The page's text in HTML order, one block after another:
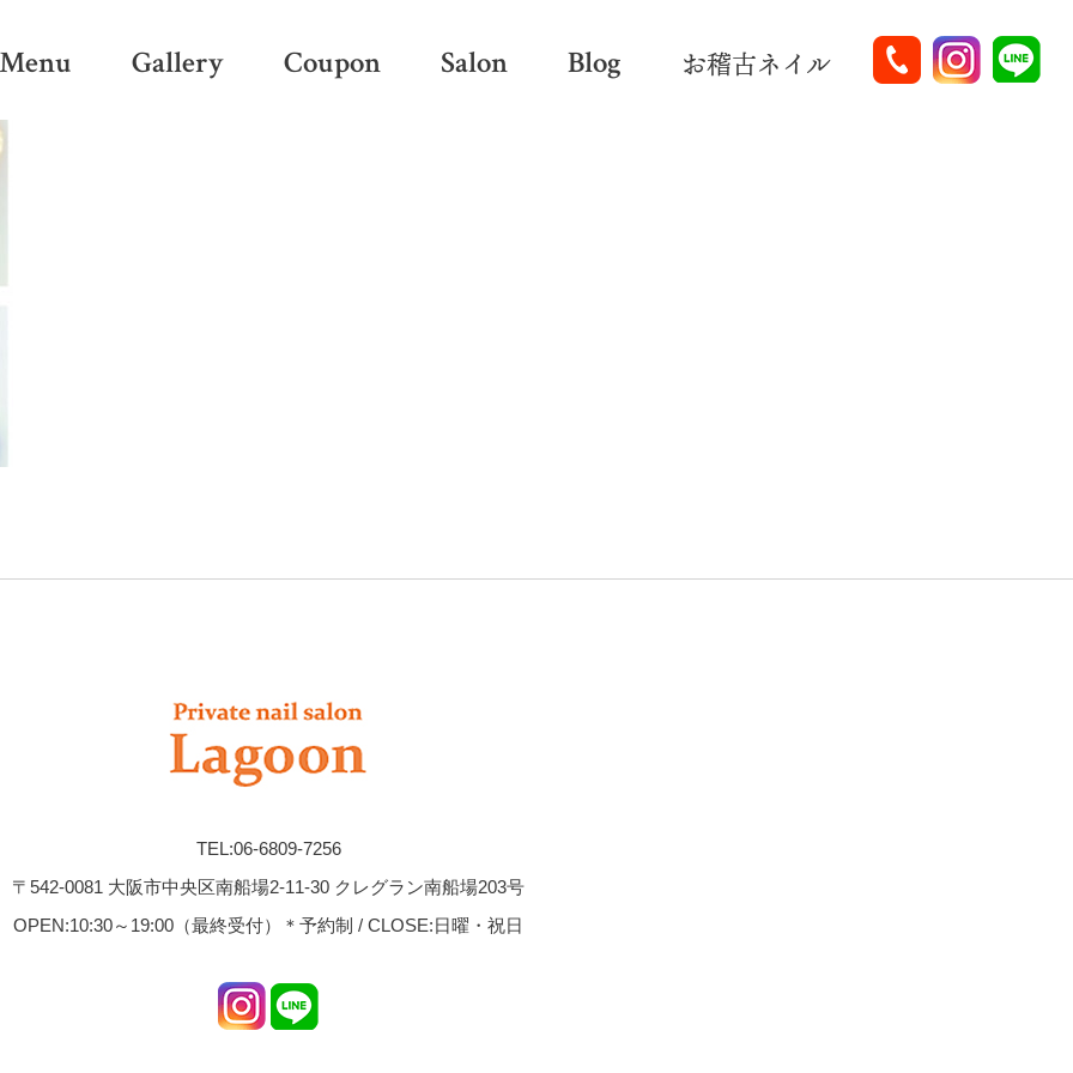
Menu Gallery Coupon Salon Blog お稽古ネイル
TEL:06-6809-7256
〒542-0081 大阪市中央区南船場2-11-30 クレグラン南船場203号
OPEN:10:30～19:00（最終受付）＊予約制 / CLOSE:日曜・祝日